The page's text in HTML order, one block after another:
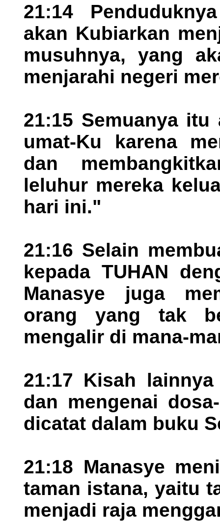
21:14
akan Kubiarkan
musuhnya, yang
menjarahi negeri
21:15 Semuanya
umat-Ku karena
dan
leluhur mereka
hari ini."
21:16 Selain
kepada TUHAN
Manasye juga
orang yang tak
mengalir di mana-
21:17 Kisah
dan mengenai
dicatat dalam buku
21:18 Manasye
taman istana, yaitu
menjadi raja